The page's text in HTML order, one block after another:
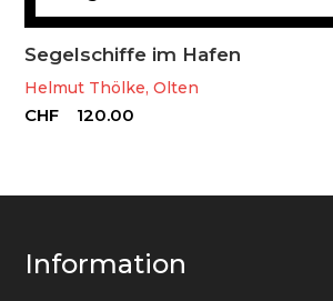
Segelschiffe im Hafen
Helmut Thölke, Olten
CHF 120.00
Information